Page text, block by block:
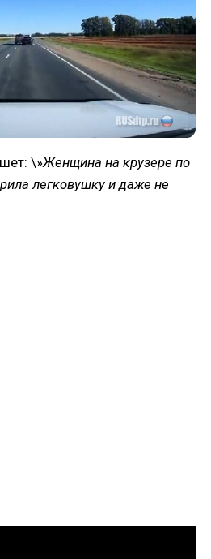
\»Женщина на крузере по
легковушку и даже не